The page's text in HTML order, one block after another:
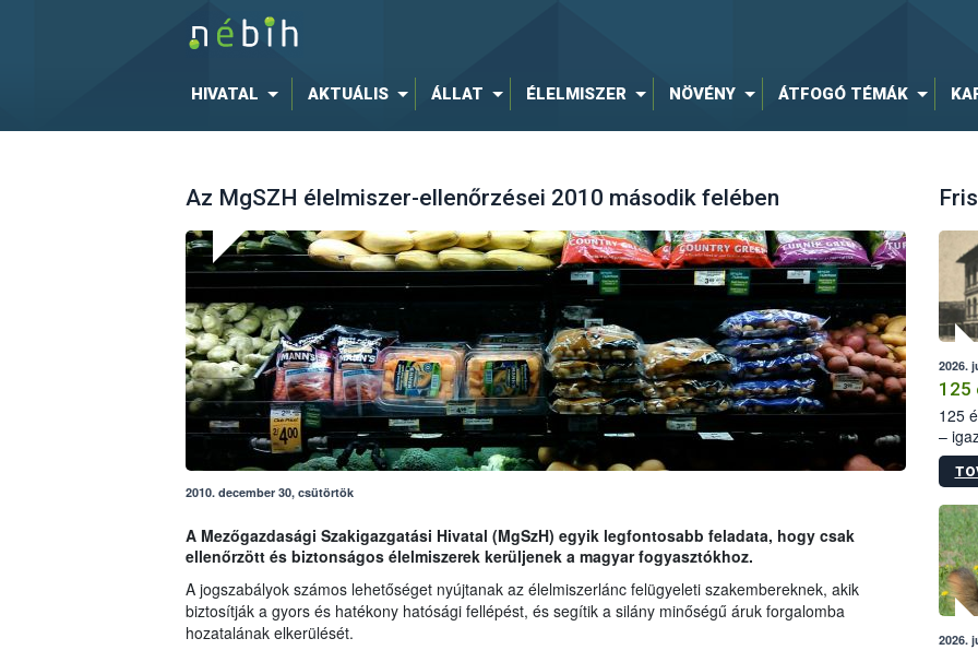
HIVATAL AKTUÁLIS ÁLLAT ÉLELMISZER NÖVÉNY ÁTFOGÓ TÉMÁK
Az MgSZH élelmiszer-ellenőrzései 2010 második felében
2010. december 30, csütörtök
A Mezőgazdasági Szakigazgatási Hivatal (MgSzH) egyik legfontosabb feladata, hogy csak
ellenőrzött és biztonságos élelmiszerek kerüljenek a magyar fogyasztókhoz.
A jogszabályok számos lehetőséget nyújtanak az élelmiszerlánc felügyeleti szakembereknek, akik
biztosítják a gyors és hatékony hatósági fellépést, és segítik a silány minőségű áruk forgalomba
hozatalának elkerülését.
2026.
125
125
–
15.
2026.